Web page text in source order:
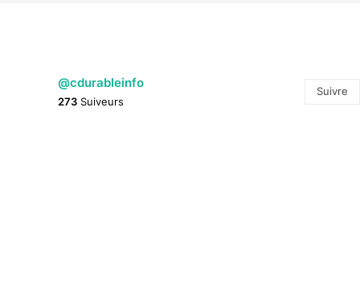
@cdurableinfo
273 Suiveurs
Suivre